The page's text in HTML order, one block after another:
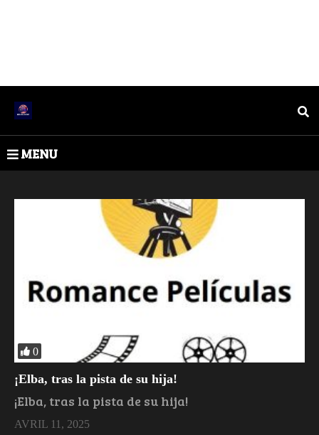
MENU
0
¡Elba, tras la pista de su hija!
¡Elba, tras la pista de su hija!
AVRIL 11, 2025